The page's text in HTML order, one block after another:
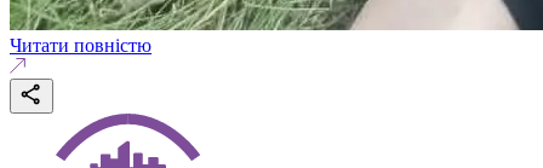
Читати повністю